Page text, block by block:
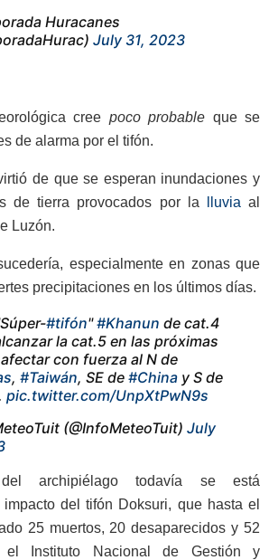
Huracanes
July 31, 2023
cree poco probable que se
de alarma por el tifón.
de que se esperan inundaciones y
de tierra provocados por la lluvia al
Luzón.
especialmente en zonas que
precipitaciones en los últimos días.
#tifón"#Khanun de cat.4
la cat.5 en las próximas
con fuerza al N de
, #Taiwán, SE de #China y S de
pic.twitter.com/UnpXtPwN9s
(@InfoMeteoTuit) July
archipiélago todavía se está
del tifón Doksuri, que hasta el
25 muertos, 20 desaparecidos y 52
el Instituto Nacional de Gestión y